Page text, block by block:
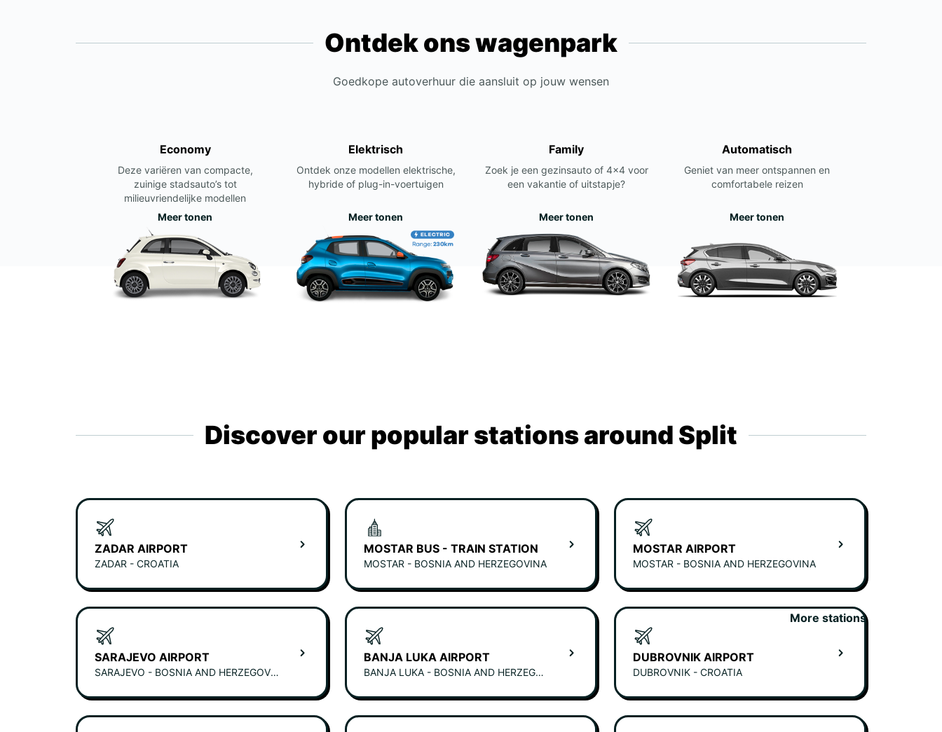
Ontdek ons wagenpark
Goedkope autoverhuur die aansluit op jouw wensen
Economy
Deze variëren van compacte,
zuinige stadsauto’s tot
milieuvriendelijke modellen
Meer tonen
Elektrisch
Ontdek onze modellen elektrische,
hybride of plug-in-voertuigen
Meer tonen
Family
Zoek je een gezinsauto of 4x4 voor
een vakantie of uitstapje?
Meer tonen
Automatisch
Geniet van meer ontspannen en
comfortabele reizen
Meer tonen
Discover our popular stations around Split
ZADAR AIRPORT
ZADAR - CROATIA
MOSTAR BUS - TRAIN STATION
MOSTAR - BOSNIA AND HERZEGOVINA
MOSTAR AIRPORT
MOSTAR - BOSNIA AND HERZEGOVINA
SARAJEVO AIRPORT
SARAJEVO - BOSNIA AND HERZEGOVINA
BANJA LUKA AIRPORT
BANJA LUKA - BOSNIA AND HERZEGOVINA
DUBROVNIK AIRPORT
DUBROVNIK - CROATIA
More stations